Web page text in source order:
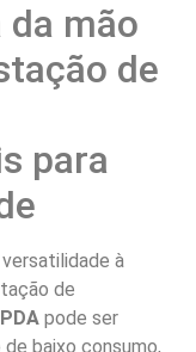
da mão
de
para
à
de
pode ser
baixo consumo,